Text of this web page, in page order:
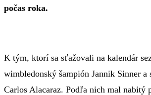
počas roka.
K tým, ktorí sa sťažovali na kalendár
wimbledonský šampión Jannik Sinner a
Carlos Alacaraz. Podľa nich mal nabitý